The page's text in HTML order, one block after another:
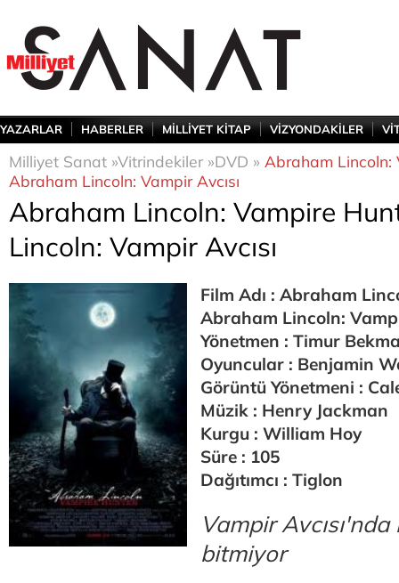
YAZARLAR HABERLER MİLLİYET KİTAP VİZYONDAKİLER
Milliyet Sanat »Vitrindekiler »DVD » Abraham Lincoln:
Abraham Lincoln: Vampir Avcısı
Abraham Lincoln: Vampire
Lincoln: Vampir Avcısı
Film Adı : Abraham
Abraham Lincoln:
Yönetmen : Timur
Oyuncular : Benjamin
Görüntü Yönetmeni :
Müzik : Henry Jackman
Kurgu : William Hoy
Süre : 105
Dağıtımcı : Tiglon
Vampir
bitmiyor